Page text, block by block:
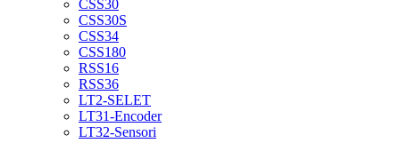
CSS30
CSS30S
CSS34
CSS180
RSS16
RSS36
LT2-SELET
LT31-Encoder
LT32-Sensori